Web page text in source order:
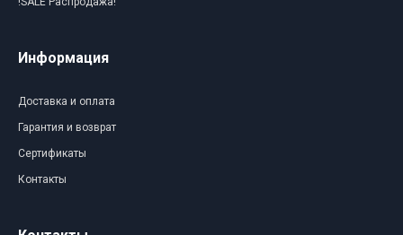
Информация
Доставка и оплата
Гарантия и возврат
Сертификаты
Контакты